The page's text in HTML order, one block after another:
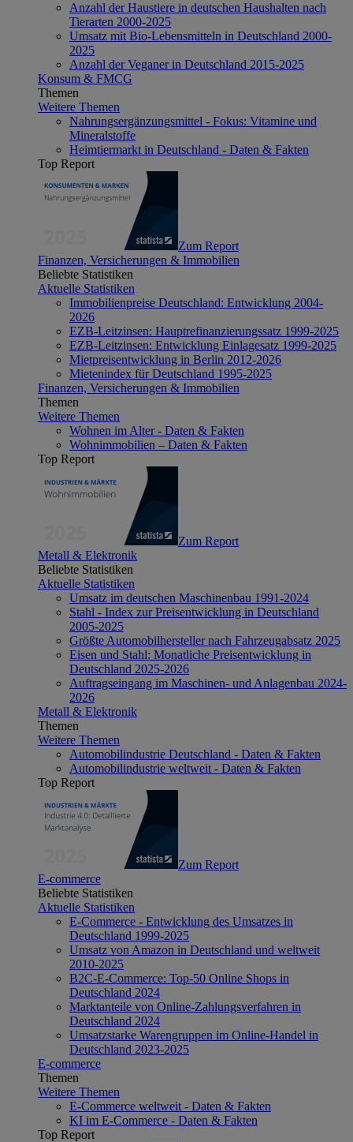
Anzahl der Haustiere in deutschen Haushalten nach
Tierarten 2000-2025
Umsatz mit Bio-Lebensmitteln in Deutschland 2000-
2025
Anzahl der Veganer in Deutschland 2015-2025
Konsum & FMCG
Themen
Weitere Themen
Nahrungsergänzungsmittel - Fokus: Vitamine und
Mineralstoffe
Heimtiermarkt in Deutschland - Daten & Fakten
Top Report
Zum Report
Finanzen, Versicherungen & Immobilien
Beliebte Statistiken
Aktuelle Statistiken
Immobilienpreise Deutschland: Entwicklung 2004-
2026
EZB-Leitzinsen: Hauptrefinanzierungssatz 1999-2025
EZB-Leitzinsen: Entwicklung Einlagesatz 1999-2025
Mietpreisentwicklung in Berlin 2012-2026
Mietenindex für Deutschland 1995-2025
Finanzen, Versicherungen & Immobilien
Themen
Weitere Themen
Wohnen im Alter - Daten & Fakten
Wohnimmobilien – Daten & Fakten
Top Report
Zum Report
Metall & Elektronik
Beliebte Statistiken
Aktuelle Statistiken
Umsatz im deutschen Maschinenbau 1991-2024
Stahl - Index zur Preisentwicklung in Deutschland
2005-2025
Größte Automobilhersteller nach Fahrzeugabsatz 2025
Eisen und Stahl: Monatliche Preisentwicklung in
Deutschland 2025-2026
Auftragseingang im Maschinen- und Anlagenbau 2024-
2026
Metall & Elektronik
Themen
Weitere Themen
Automobilindustrie Deutschland - Daten & Fakten
Automobilindustrie weltweit - Daten & Fakten
Top Report
Zum Report
E-commerce
Beliebte Statistiken
Aktuelle Statistiken
E-Commerce - Entwicklung des Umsatzes in
Deutschland 1999-2025
Umsatz von Amazon in Deutschland und weltweit
2010-2025
B2C-E-Commerce: Top-50 Online Shops in
Deutschland 2024
Marktanteile von Online-Zahlungsverfahren in
Deutschland 2024
Umsatzstarke Warengruppen im Online-Handel in
Deutschland 2023-2025
E-commerce
Themen
Weitere Themen
E-Commerce weltweit - Daten & Fakten
KI im E-Commerce - Daten & Fakten
Top Report